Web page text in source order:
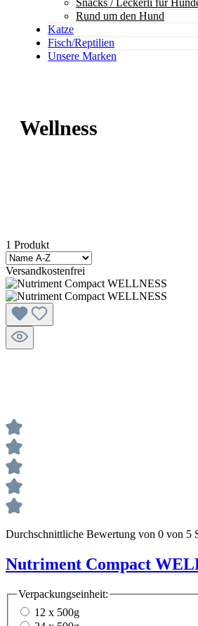
Snacks / Leckerli für
Rund um den Hund
Katze
Fisch/Reptilien
Unsere Marken
Wellness
1 Produkt
Versandkostenfrei
Durchschnittliche Bewertung von 0 von 5
Nutriment Compact
Verpackungseinheit:
12 x 500g